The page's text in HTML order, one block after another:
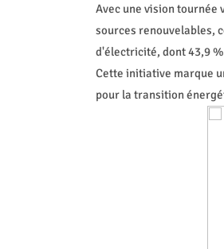
Avec une vision tournée
sources renouvelables,
d'électricité, dont 43,9
Cette initiative marque
pour la transition